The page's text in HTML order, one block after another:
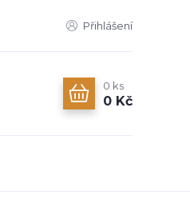
Přihlášení
0 ks
0 Kč